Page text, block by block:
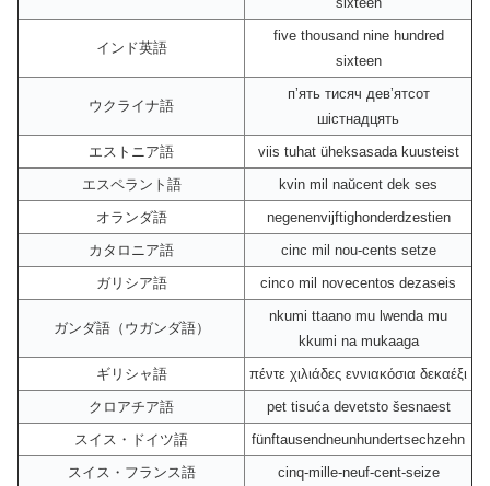
インド英語
five thousand nine hundred
sixteen
ウクライナ語
пʼять тисяч девʼятсот
шістнадцять
エストニア語
viis tuhat üheksasada kuusteist
エスペラント語
kvin mil naŭcent dek ses
オランダ語
negenenvijftighonderdzestien
カタロニア語
cinc mil nou-cents setze
ガリシア語
cinco mil novecentos dezaseis
ガンダ語（ウガンダ語）
nkumi ttaano mu lwenda mu
kkumi na mukaaga
ギリシャ語
πέντε χιλιάδες εννιακόσια δεκαέξι
クロアチア語
pet tisuća devetsto šesnaest
スイス・ドイツ語
fünftausendneunhundertsechzehn
スイス・フランス語
cinq-mille-neuf-cent-seize